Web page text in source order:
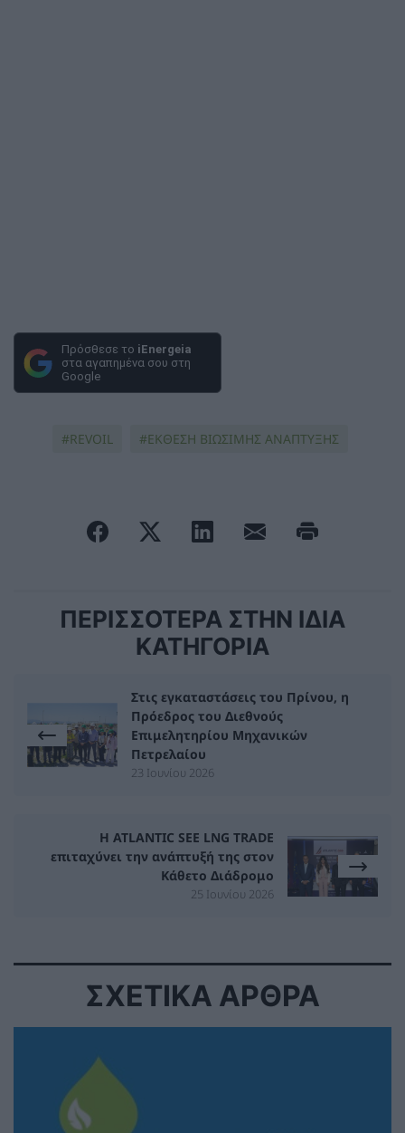
Πρόσθεσε το iEnergeia
στα αγαπημένα σου στη
Google
REVOIL ΕΚΘΕΣΗ ΒΙΩΣΙΜΗΣ ΑΝΑΠΤΥΞΗΣ
ΠΕΡΙΣΣΟΤΕΡΑ ΣΤΗΝ ΙΔΙΑ
ΚΑΤΗΓΟΡΙΑ
Στις εγκαταστάσεις του Πρίνου, η
Πρόεδρος του Διεθνούς
Επιμελητηρίου Μηχανικών
Πετρελαίου
23 Ιουνίου 2026
Η ATLANTIC SEE LNG TRADE
επιταχύνει την ανάπτυξή της στον
Κάθετο Διάδρομο
25 Ιουνίου 2026
ΣΧΕΤΙΚΑ ΑΡΘΡΑ